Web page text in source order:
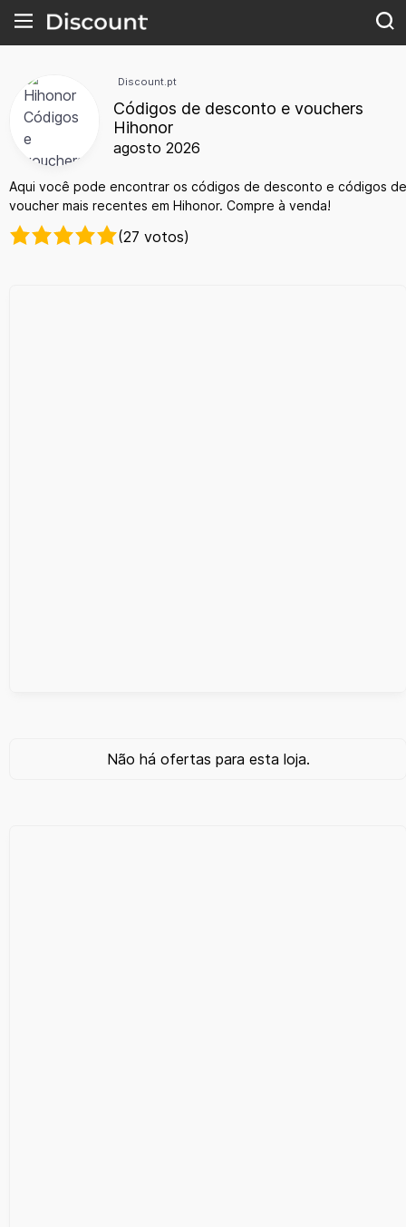
Discount.pt
Códigos de desconto e vouchers
Hihonor
agosto 2026
Aqui você pode encontrar os códigos de desconto e códigos de
voucher mais recentes em Hihonor. Compre à venda!
(27 votos)
Não há ofertas para esta loja.